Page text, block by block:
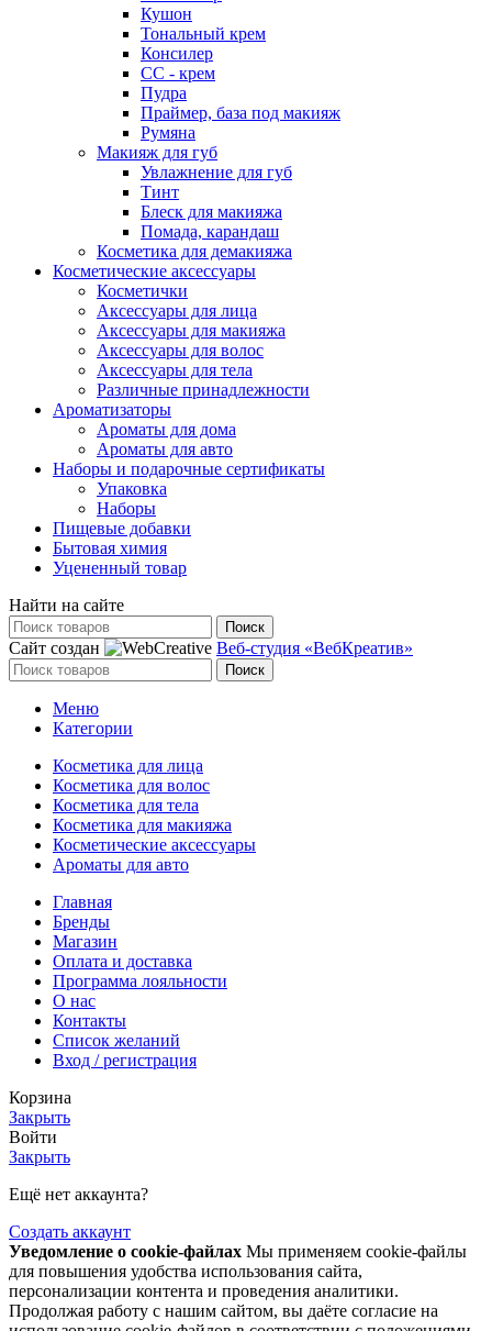
Кушон
Тональный крем
Консилер
СС - крем
Пудра
Праймер, база под макияж
Румяна
Макияж для губ
Увлажнение для губ
Тинт
Блеск для макияжа
Помада, карандаш
Косметика для демакияжа
Косметические аксессуары
Косметички
Аксессуары для лица
Аксессуары для макияжа
Аксессуары для волос
Аксессуары для тела
Различные принадлежности
Ароматизаторы
Ароматы для дома
Ароматы для авто
Наборы и подарочные сертификаты
Упаковка
Наборы
Пищевые добавки
Бытовая химия
Уцененный товар
Найти на сайте
Поиск
Сайт создан Веб-студия «ВебКреатив»
Поиск
Меню
Категории
Косметика для лица
Косметика для волос
Косметика для тела
Косметика для макияжа
Косметические аксессуары
Ароматы для авто
Главная
Бренды
Магазин
Оплата и доставка
Программа лояльности
О нас
Контакты
Список желаний
Вход / регистрация
Корзина
Закрыть
Войти
Закрыть
Ещё нет аккаунта?
Создать аккаунт
Уведомление о cookie-файлах Мы применяем cookie-файлы
для повышения удобства использования сайта,
персонализации контента и проведения аналитики.
Продолжая работу с нашим сайтом, вы даёте согласие на